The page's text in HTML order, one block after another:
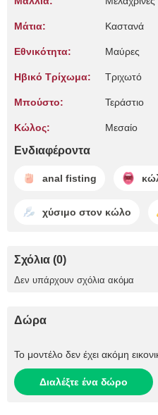
Μάτια: Καστανά
Εθνικότητα: Μαύρες
Ηβικό Τρίχωμα: Τριχωτό
Μπούστο: Τεράστιο
Κώλος: Μεσαίο
Ενδιαφέροντα
anal fisting
χύσιμο στον κώλο
Σχόλια (0)
Δεν υπάρχουν σχόλια ακόμα
Δώρα
Το μοντέλο δεν έχει ακόμη
Διαλέξτε ένα δώρο